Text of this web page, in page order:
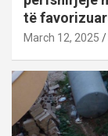
të
March 12, 2025